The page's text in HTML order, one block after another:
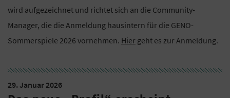
wird aufgezeichnet und richtet sich an die Community-
Manager, die die Anmeldung hausintern für die GENO-
Sommerspiele 2026 vornehmen. Hier geht es zur Anmeldung.
29. Januar 2026